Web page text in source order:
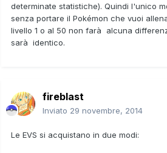
determinate statistiche). Quindi l'unico
senza portare il Pokémon che vuoi
livello 1 o al 50 non farà alcuna
sarà identico.
fireblast
Inviato 29 novembre, 2014
Le EVS si acquistano in due modi: